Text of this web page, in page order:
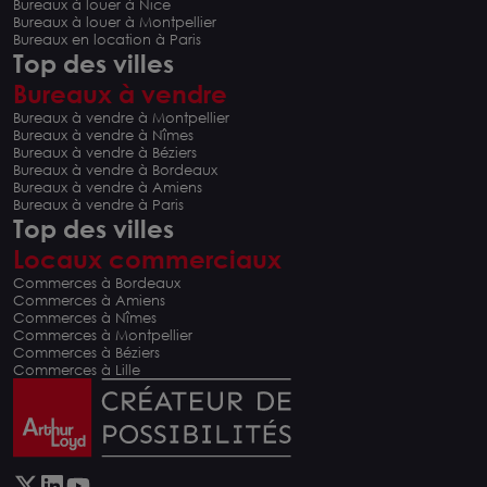
Bureaux à louer à Nice
Bureaux à louer à Montpellier
Bureaux en location à Paris
Top des villes
Bureaux à vendre
Bureaux à vendre à Montpellier
Bureaux à vendre à Nîmes
Bureaux à vendre à Béziers
Bureaux à vendre à Bordeaux
Bureaux à vendre à Amiens
Bureaux à vendre à Paris
Top des villes
Locaux commerciaux
Commerces à Bordeaux
Commerces à Amiens
Commerces à Nîmes
Commerces à Montpellier
Commerces à Béziers
Commerces à Lille